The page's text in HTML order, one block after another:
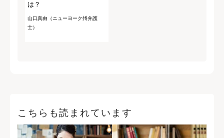
は？
山口真由（ニューヨーク州弁護
士）
こちらも読まれています